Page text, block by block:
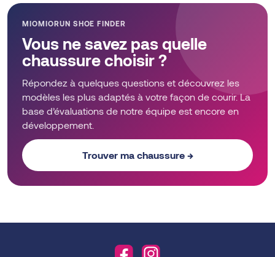
MIOMIORUN SHOE FINDER
Vous ne savez pas quelle
chaussure choisir ?
Répondez à quelques questions et découvrez les
modèles les plus adaptés à votre façon de courir. La
base d’évaluations de notre équipe est encore en
développement.
Trouver ma chaussure →